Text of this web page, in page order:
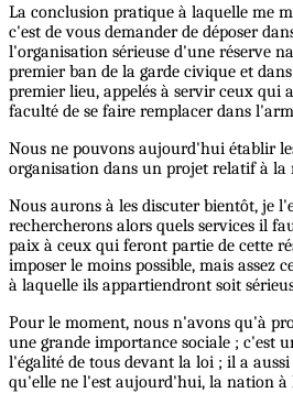
La conclusion pratique à laquelle me
c'est de vous demander de déposer
l'organisation sérieuse d'une réserve
premier ban de la garde civique et
premier lieu, appelés à servir ceux qui
faculté de se faire remplacer dans
Nous ne pouvons aujourd'hui établir
organisation dans un projet relatif à la
Nous aurons à les discuter bientôt, je
rechercherons alors quels services il
paix à ceux qui feront partie de cette
imposer le moins possible, mais assez
à laquelle ils appartiendront soit
Pour le moment, nous n'avons qu'à
une grande importance sociale ; c'est
l'égalité de tous devant la loi ; il a
qu'elle ne l'est aujourd'hui, la nation à